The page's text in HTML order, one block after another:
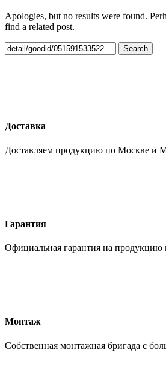
Apologies, but no results were found.
find a related post.
Search
Доставка
Доставляем продукцию по Москве и
Гарантия
Официальная гарантия на продукцию
Монтаж
Собственная монтажная бригада с